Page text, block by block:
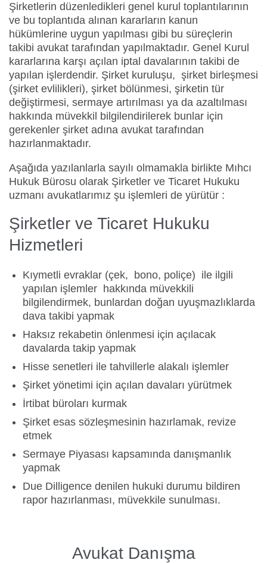
Şirketlerin düzenledikleri genel kurul toplantılarının
ve bu toplantıda alınan kararların kanun
hükümlerine uygun yapılması gibi bu süreçlerin
takibi avukat tarafından yapılmaktadır. Genel Kurul
kararlarına karşı açılan iptal davalarının takibi de
yapılan işlerdendir. Şirket kuruluşu, şirket birleşmesi
(şirket evlilikleri), şirket bölünmesi, şirketin tür
değiştirmesi, sermaye artırılması ya da azaltılması
hakkında müvekkil bilgilendirilerek bunlar için
gerekenler şirket adına avukat tarafından
hazırlanmaktadır.
Aşağıda yazılanlarla sayılı olmamakla birlikte Mıhcı
Hukuk Bürosu olarak Şirketler ve Ticaret Hukuku
uzmanı avukatlarımız şu işlemleri de yürütür :
Şirketler ve Ticaret Hukuku
Hizmetleri
Kıymetli evraklar (çek, bono, poliçe) ile ilgili
yapılan işlemler hakkında müvekkili
bilgilendirmek, bunlardan doğan uyuşmazlıklarda
dava takibi yapmak
Haksız rekabetin önlenmesi için açılacak
davalarda takip yapmak
Hisse senetleri ile tahvillerle alakalı işlemler
Şirket yönetimi için açılan davaları yürütmek
İrtibat büroları kurmak
Şirket esas sözleşmesinin hazırlamak, revize
etmek
Sermaye Piyasası kapsamında danışmanlık
yapmak
Due Dilligence denilen hukuki durumu bildiren
rapor hazırlanması, müvekkile sunulması.
Avukat Danışma